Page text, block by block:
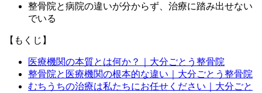
整骨院と病院の違いが分からず、治療に踏み出せない
でいる
【もくじ】
医療機関の本質とは何か？｜大分ごとう整骨院
整骨院と医療機関の根本的な違い｜大分ごとう整骨院
むちうちの治療は私たちにお任せください｜大分ごと